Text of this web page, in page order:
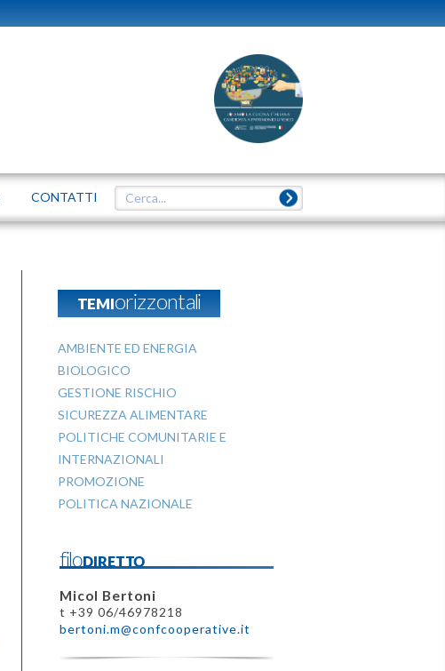
CONTATTI
TEMIorizzontali
AMBIENTE ED ENERGIA
BIOLOGICO
GESTIONE RISCHIO
SICUREZZA ALIMENTARE
POLITICHE COMUNITARIE E
INTERNAZIONALI
PROMOZIONE
POLITICA NAZIONALE
filoDIRETTO
Micol Bertoni
t +39 06/46978218
bertoni.m@confcooperative.it